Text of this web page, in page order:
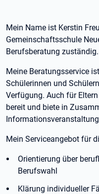
Mein Name ist Kerstin
Gemeinschaftsschule
Berufsberatung zuständig.
Meine Beratungsservice
Schülerinnen und
Verfügung. Auch für
bereit und biete in
Mein Serviceangebot für
Orientierung über
Berufswahl
Klärung individueller